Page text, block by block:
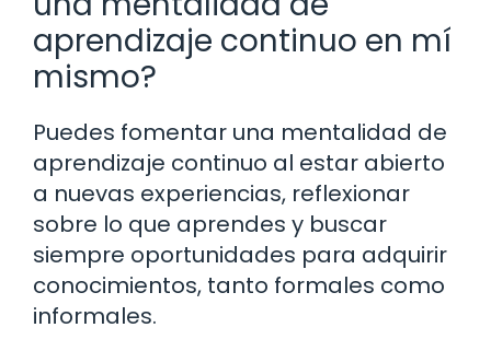
aprendizaje continuo en mí
mismo?
Puedes fomentar una mentalidad de
aprendizaje continuo al estar abierto
a nuevas experiencias, reflexionar
sobre lo que aprendes y buscar
siempre oportunidades para adquirir
conocimientos, tanto formales como
informales.